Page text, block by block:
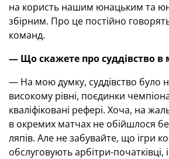
на користь нашим юнацьким та
збірним. Про це постійно
команд.
— Що скажете про суддівство
— На мою думку, суддівство було
високому рівні, поєдинки
кваліфіковані рефері. Хоча, на
в окремих матчах не обійшлося
ляпів. Але не забувайте, що ігри
обслуговують арбітри-початківці,